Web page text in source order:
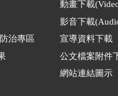
治專區
動畫下載
影音下載
宣導資料下載
公文檔案附件
網站連結圖示